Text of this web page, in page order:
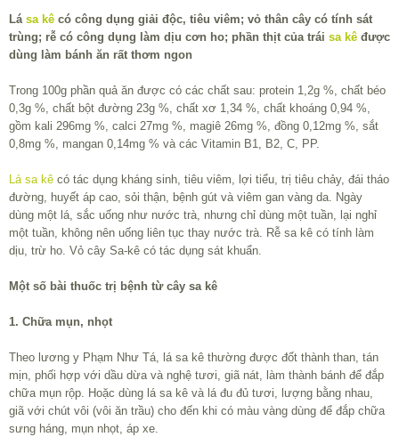
Lá sa kê có công dụng giải độc, tiêu viêm; vỏ thân cây có tính sát
trùng; rễ có công dụng làm dịu cơn ho; phần thịt của trái sa kê được
dùng làm bánh ăn rất thơm ngon
Trong 100g phần quả ăn được có các chất sau: protein 1,2g %, chất béo
0,3g %, chất bột đường 23g %, chất xơ 1,34 %, chất khoáng 0,94 %,
gồm kali 296mg %, calci 27mg %, magiê 26mg %, đồng 0,12mg %, sắt
0,8mg %, mangan 0,14mg % và các Vitamin B1, B2, C, PP.
Lá sa kê có tác dụng kháng sinh, tiêu viêm, lợi tiểu, trị tiêu chảy, đái tháo
đường, huyết áp cao, sỏi thận, bệnh gút và viêm gan vàng da. Ngày
dùng một lá, sắc uống như nước trà, nhưng chỉ dùng một tuần, lại nghỉ
một tuần, không nên uống liên tục thay nước trà. Rễ sa kê có tính làm
dịu, trừ ho. Vỏ cây Sa-kê có tác dụng sát khuẩn.
Một số bài thuốc trị bệnh từ cây sa kê
1. Chữa mụn, nhọt
Theo lương y Phạm Như Tá, lá sa kê thường được đốt thành than, tán
mịn, phối hợp với dầu dừa và nghệ tươi, giã nát, làm thành bánh để đắp
chữa mụn rộp. Hoặc dùng lá sa kê và lá đu đủ tươi, lượng bằng nhau,
giã với chút vôi (vôi ăn trầu) cho đến khi có màu vàng dùng để đắp chữa
sưng háng, mụn nhọt, áp xe.